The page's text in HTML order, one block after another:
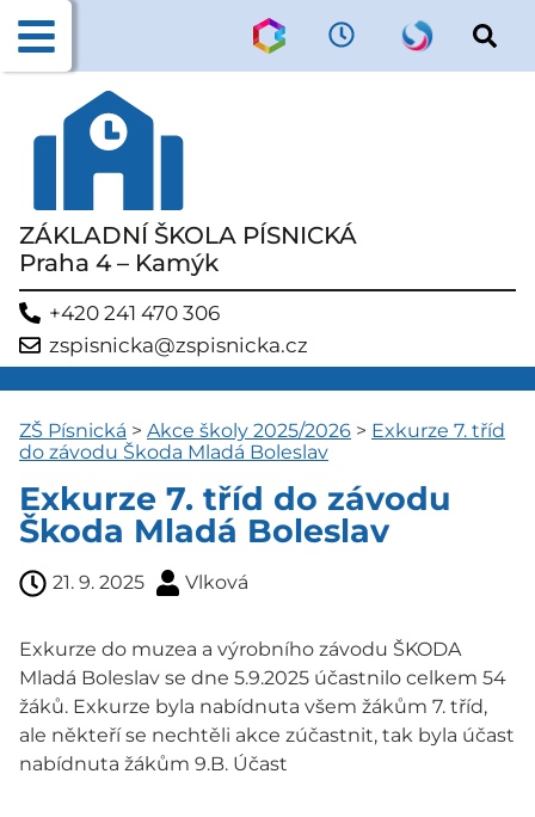
ZÁKLADNÍ ŠKOLA PÍSNICKÁ
Praha 4 – Kamýk
+420 241 470 306
zspisnicka@zspisnicka.cz
ZŠ Písnická > Akce školy 2025/2026 > Exkurze 7. tříd
do závodu Škoda Mladá Boleslav
Exkurze 7. tříd do závodu
Škoda Mladá Boleslav
21. 9. 2025 Vlková
Exkurze do muzea a výrobního závodu ŠKODA
Mladá Boleslav se dne 5.9.2025 účastnilo celkem 54
žáků. Exkurze byla nabídnuta všem žákům 7. tříd,
ale někteří se nechtěli akce zúčastnit, tak byla účast
nabídnuta žákům 9.B. Účast